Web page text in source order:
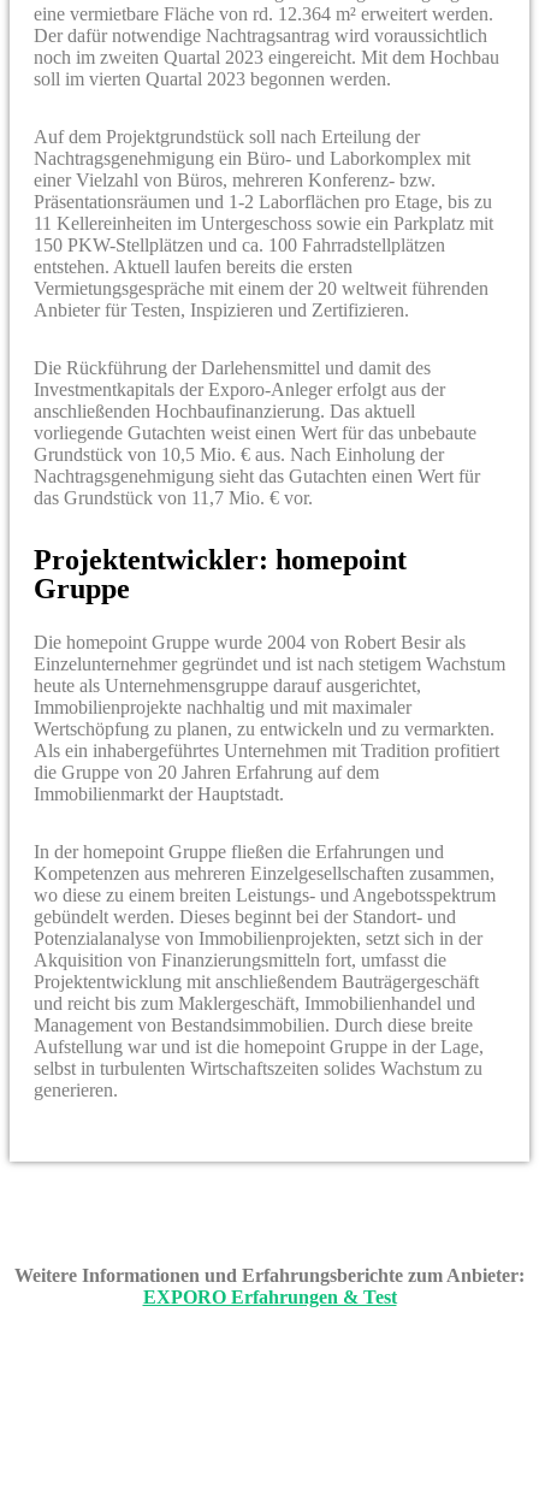
eine vermietbare Fläche von rd. 12.364 m² erweitert werden.
Der dafür notwendige Nachtragsantrag wird voraussichtlich
noch im zweiten Quartal 2023 eingereicht. Mit dem Hochbau
soll im vierten Quartal 2023 begonnen werden.
Auf dem Projektgrundstück soll nach Erteilung der
Nachtragsgenehmigung ein Büro- und Laborkomplex mit
einer Vielzahl von Büros, mehreren Konferenz- bzw.
Präsentationsräumen und 1-2 Laborflächen pro Etage, bis zu
11 Kellereinheiten im Untergeschoss sowie ein Parkplatz mit
150 PKW-Stellplätzen und ca. 100 Fahrradstellplätzen
entstehen. Aktuell laufen bereits die ersten
Vermietungsgespräche mit einem der 20 weltweit führenden
Anbieter für Testen, Inspizieren und Zertifizieren.
Die Rückführung der Darlehensmittel und damit des
Investmentkapitals der Exporo-Anleger erfolgt aus der
anschließenden Hochbaufinanzierung. Das aktuell
vorliegende Gutachten weist einen Wert für das unbebaute
Grundstück von 10,5 Mio. € aus. Nach Einholung der
Nachtragsgenehmigung sieht das Gutachten einen Wert für
das Grundstück von 11,7 Mio. € vor.
Projektentwickler: homepoint
Gruppe
Die homepoint Gruppe wurde 2004 von Robert Besir als
Einzelunternehmer gegründet und ist nach stetigem Wachstum
heute als Unternehmensgruppe darauf ausgerichtet,
Immobilienprojekte nachhaltig und mit maximaler
Wertschöpfung zu planen, zu entwickeln und zu vermarkten.
Als ein inhabergeführtes Unternehmen mit Tradition profitiert
die Gruppe von 20 Jahren Erfahrung auf dem
Immobilienmarkt der Hauptstadt.
In der homepoint Gruppe fließen die Erfahrungen und
Kompetenzen aus mehreren Einzelgesellschaften zusammen,
wo diese zu einem breiten Leistungs- und Angebotsspektrum
gebündelt werden. Dieses beginnt bei der Standort- und
Potenzialanalyse von Immobilienprojekten, setzt sich in der
Akquisition von Finanzierungsmitteln fort, umfasst die
Projektentwicklung mit anschließendem Bauträgergeschäft
und reicht bis zum Maklergeschäft, Immobilienhandel und
Management von Bestandsimmobilien. Durch diese breite
Aufstellung war und ist die homepoint Gruppe in der Lage,
selbst in turbulenten Wirtschaftszeiten solides Wachstum zu
generieren.
Weitere Informationen und Erfahrungsberichte zum Anbieter:
EXPORO Erfahrungen & Test